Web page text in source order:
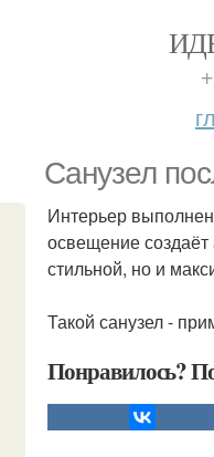
Санузел
Интерьер
освещение создаёт
стильной, но и
Такой санузел -
Понравилось?